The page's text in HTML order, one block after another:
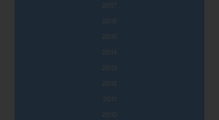
2017
2016
2015
2014
2013
2012
2011
2010